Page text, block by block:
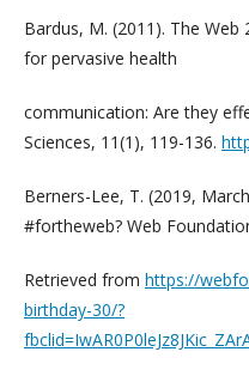
Bardus, M. (2011). The
for pervasive health
communication: Are they
Sciences, 11(1), 119-136.
Berners-Lee, T. (2019,
#fortheweb? Web
Retrieved from https://
birthday-30/?